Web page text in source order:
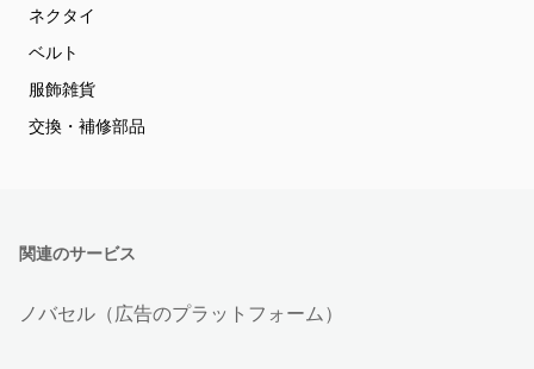
ネクタイ
ベルト
服飾雑貨
交換・補修部品
関連のサービス
ノバセル（広告のプラットフォーム）